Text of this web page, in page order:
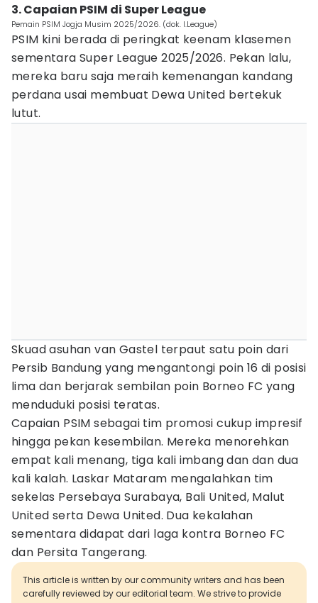
3. Capaian PSIM di Super League
Pemain PSIM Jogja Musim 2025/2026. (dok. I.League)
PSIM kini berada di peringkat keenam klasemen
sementara Super League 2025/2026. Pekan lalu,
mereka baru saja meraih kemenangan kandang
perdana usai membuat Dewa United bertekuk
lutut.
Skuad asuhan van Gastel terpaut satu poin dari
Persib Bandung yang mengantongi poin 16 di posisi
lima dan berjarak sembilan poin Borneo FC yang
menduduki posisi teratas.
Capaian PSIM sebagai tim promosi cukup impresif
hingga pekan kesembilan. Mereka menorehkan
empat kali menang, tiga kali imbang dan dan dua
kali kalah. Laskar Mataram mengalahkan tim
sekelas Persebaya Surabaya, Bali United, Malut
United serta Dewa United. Dua kekalahan
sementara didapat dari laga kontra Borneo FC
dan Persita Tangerang.
This article is written by our community writers and has been
carefully reviewed by our editorial team. We strive to provide